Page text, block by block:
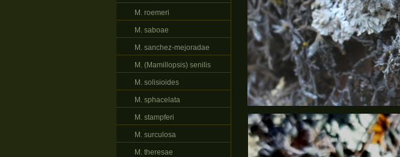
M. roemeri
M. saboae
M. sanchez-mejoradae
M. (Mamillopsis) senilis
M. solisioides
M. sphacelata
M. stampferi
M. surculosa
M. theresae